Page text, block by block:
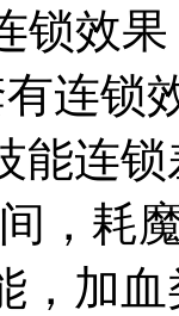
效果
连锁
能连
，耗
，加